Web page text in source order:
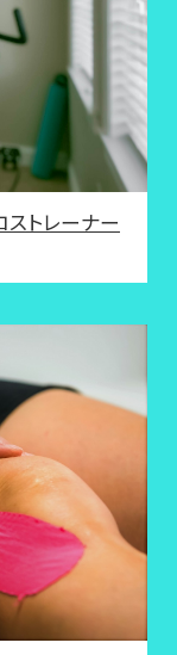
ストレーナー